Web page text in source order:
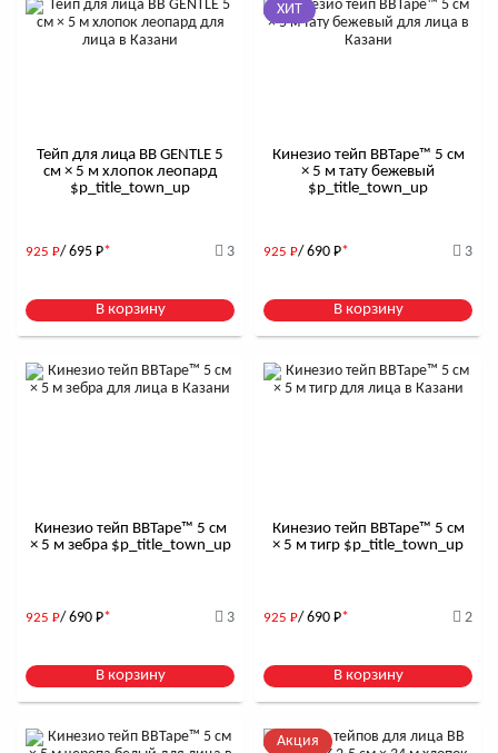
Тейп для лица BB GENTLE 5
см × 5 м хлопок леопард
$р_title_town_up
925 Р/ 695 Р* 3
В корзину
ХИТ
Кинезио тейп BBTape™ 5 см
× 5 м тату бежевый
$р_title_town_up
925 Р/ 690 Р* 3
В корзину
Кинезио тейп BBTape™ 5 см
× 5 м зебра $р_title_town_up
925 Р/ 690 Р* 3
В корзину
Кинезио тейп BBTape™ 5 см
× 5 м тигр $р_title_town_up
925 Р/ 690 Р* 2
В корзину
Акция